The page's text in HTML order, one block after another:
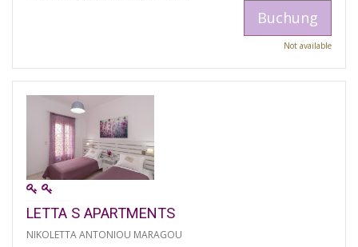
Buchung
Not available
LETTA S APARTMENTS
NIKOLETTA ANTONIOU MARAGOU